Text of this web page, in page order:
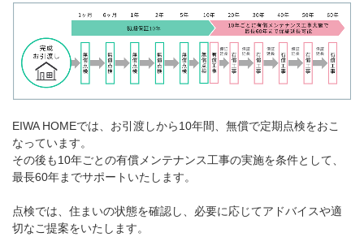
EIWA HOMEでは、お引渡しから10年間、無償で定期点検をおこ
なっています。
その後も10年ごとの有償メンテナンス工事の実施を条件として、
最長60年までサポートいたします。
点検では、住まいの状態を確認し、必要に応じてアドバイスや適
切なご提案をいたします。